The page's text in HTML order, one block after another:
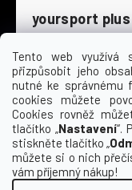
Tento web využívá
přizpůsobit jeho
nutné ke správnému
cookies můžete
Cookies rovněž
tlačítko „Nastavení“.
stiskněte tlačítko „
můžete si o nich
vám příjemný nákup!
yoursport
Dyjská 845/4
196 00 Praha 9
Po - Čt
Pá
So
Ne